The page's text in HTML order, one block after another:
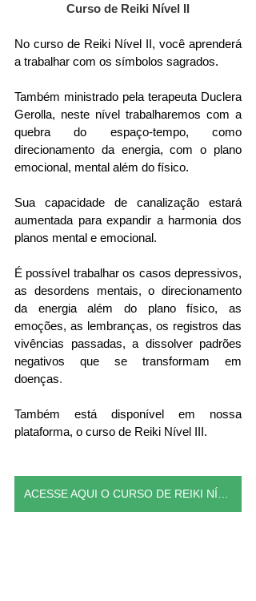
Curso de Reiki Nível II
No curso de Reiki Nível II, você aprenderá
a trabalhar com os símbolos sagrados.
Também ministrado pela terapeuta Duclera
Gerolla, neste nível trabalharemos com a
quebra do espaço-tempo, como
direcionamento da energia, com o plano
emocional, mental além do físico.
Sua capacidade de canalização estará
aumentada para expandir a harmonia dos
planos mental e emocional.
É possível trabalhar os casos depressivos,
as desordens mentais, o direcionamento
da energia além do plano físico, as
emoções, as lembranças, os registros das
vivências passadas, a dissolver padrões
negativos que se transformam em
doenças.
Também está disponível em nossa
plataforma, o curso de Reiki Nível III.